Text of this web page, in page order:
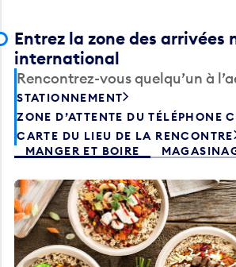
Entrez la zone des arrivées
international
Rencontrez-vous quelqu’un à
STATIONNEMENT
ZONE D’ATTENTE DU TÉLÉPHONE
CARTE DU LIEU DE LA RENCONTRE
MANGER ET BOIRE